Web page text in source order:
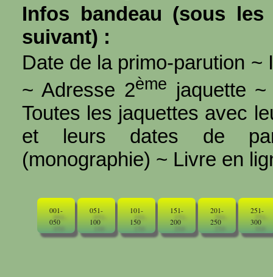
Infos bandeau (sous
suivant) :
Date de la primo-parution ~
~ Adresse 2ème jaquette
Toutes les jaquettes avec
et leurs dates de
(monographie) ~ Livre en
001-
050
051-
100
101-
150
151-
200
201-
250
251-
300